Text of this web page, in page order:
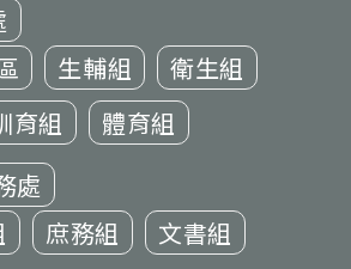
生輔組
衛生組
育組
體育組
處
庶務組
文書組